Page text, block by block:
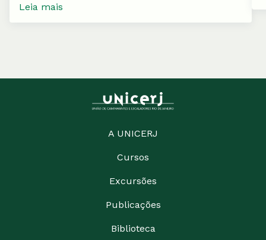
Leia mais
A UNICERJ
Cursos
Excursões
Publicações
Biblioteca